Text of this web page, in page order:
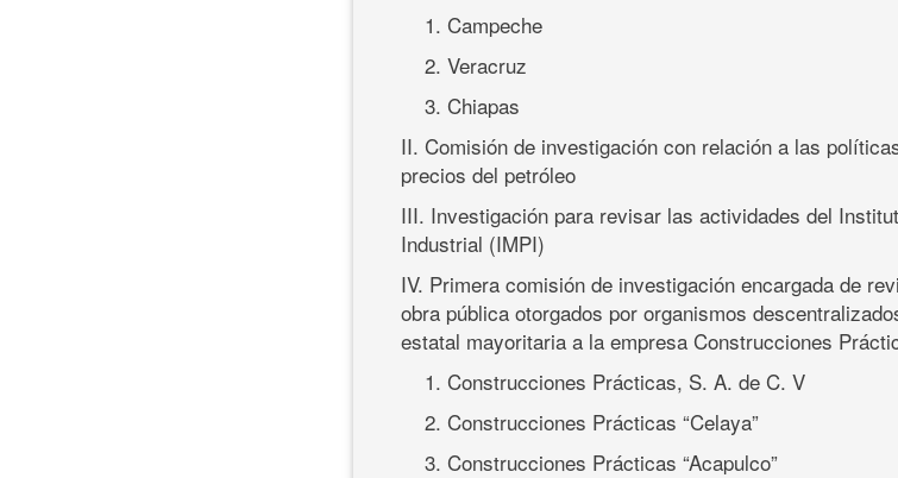
1. Campeche
2. Veracruz
3. Chiapas
II. Comisión de investigación con relación a las
precios del petróleo
III. Investigación para revisar las actividades del
Industrial (IMPI)
IV. Primera comisión de investigación encargada de
obra pública otorgados por organismos
estatal mayoritaria a la empresa Construcciones
1. Construcciones Prácticas, S. A. de C. V
2. Construcciones Prácticas “Celaya”
3. Construcciones Prácticas “Acapulco”